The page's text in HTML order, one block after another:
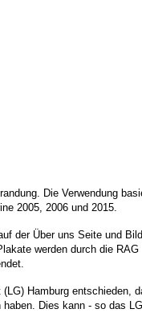
Die Verwendung
2005, 2006 und 2015.
der Über uns Seite und
werden durch die
Hamburg entschieden,
Dies kann - so das